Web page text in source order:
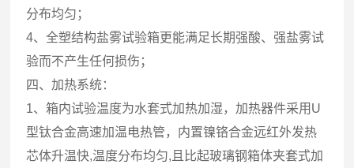
分布均匀；
4、全塑结构盐雾试验箱更能满足长期强酸、强盐雾试
验而不产生任何损伤；
四、加热系统：
1、箱内试验温度为水套式加热加湿，加热器件采用U
型钛合金高速加温电热管，内置镍铬合金远红外发热
芯体升温快,温度分布均匀,且比起玻璃钢箱体夹套式加